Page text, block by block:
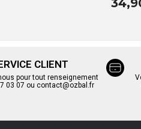
CLIENT
pour tout renseignement
03 07 ou contact@ozbal.fr